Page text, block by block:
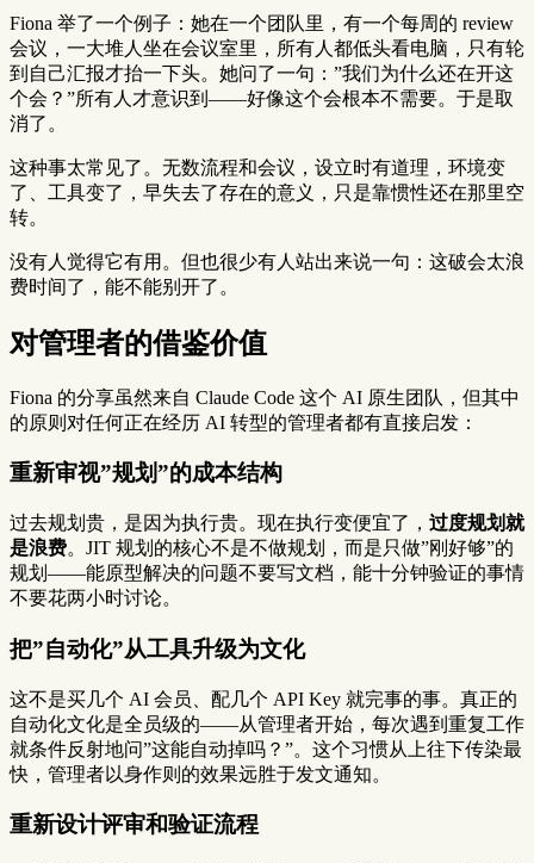
Fiona 举了一个例子：她在一个团队里，有一个每周的 review
会议，一大堆人坐在会议室里，所有人都低头看电脑，只有轮
到自己汇报才抬一下头。她问了一句：”我们为什么还在开这
个会？”所有人才意识到——好像这个会根本不需要。于是取
消了。
这种事太常见了。无数流程和会议，设立时有道理，环境变
了、工具变了，早失去了存在的意义，只是靠惯性还在那里空
转。
没有人觉得它有用。但也很少有人站出来说一句：这破会太浪
费时间了，能不能别开了。
对管理者的借鉴价值
Fiona 的分享虽然来自 Claude Code 这个 AI 原生团队，但其中
的原则对任何正在经历 AI 转型的管理者都有直接启发：
重新审视”规划”的成本结构
过去规划贵，是因为执行贵。现在执行变便宜了， 过度规划就
是浪费。JIT 规划的核心不是不做规划，而是只做”刚好够”的
规划——能原型解决的问题不要写文档，能十分钟验证的事情
不要花两小时讨论。
把”自动化”从工具升级为文化
这不是买几个 AI 会员、配几个 API Key 就完事的事。真正的
自动化文化是全员级的——从管理者开始，每次遇到重复工作
就条件反射地问”这能自动掉吗？”。这个习惯从上往下传染最
快，管理者以身作则的效果远胜于发文通知。
重新设计评审和验证流程